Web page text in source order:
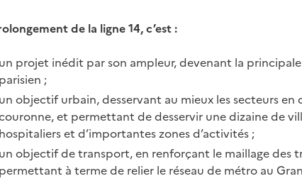
de la ligne 14, c’est :
un projet inédit par son ampleur, devenant la
parisien ;
un objectif urbain, desservant au mieux les secteurs
et permettant de desservir une dizaine de
hospitaliers et d’importantes zones d’activités ;
un objectif de transport, en renforçant le maillage des
permettant à terme de relier le réseau de métro au